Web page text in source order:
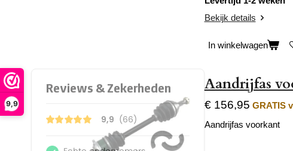
9,9
Bekijk details
In winkelwagen
Aandrijfas
€ 156,95 GRATIS
Aandrijfas voorkant